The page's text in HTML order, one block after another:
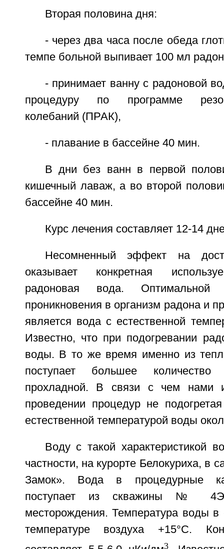
Вторая половина дня:
- через два часа после обеда
темпе больной выпивает 100 мл
- принимает ванну с радоновой
процедуру по программе
колебаний (ПРАК),
- плавание в бассейне 40 мин.
В дни без ванн в первой
кишечный лаваж, а во второй
бассейне 40 мин.
Курс лечения составляет 12-14
Несомненный эффект на
оказывает конкретная
радоновая вода.
проникновения в организм радона и
является вода с естественной
Известно, что при подогревании
воды. В то же время именно из
поступает большее
прохладной. В связи с чем нами
проведении процедур не
естественной температурой воды
Воду с такой характеристикой
частности, на курорте Белокуриха, в
Замок». Вода в процедурные
поступает из скважины № 4Э
месторождения. Температура воды в
температуре воздуха +15°С.
3